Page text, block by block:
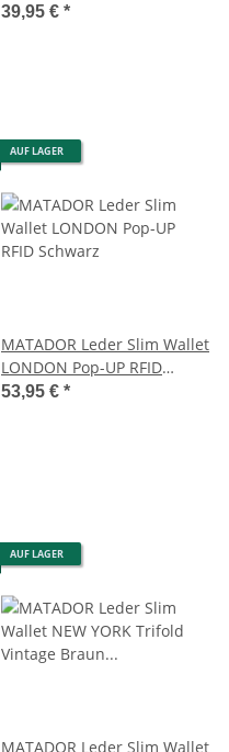
39,95 € *
AUF LAGER
MATADOR Leder Slim Wallet
LONDON Pop-UP RFID
Schwarz
53,95 € *
AUF LAGER
MATADOR Leder Slim Wallet